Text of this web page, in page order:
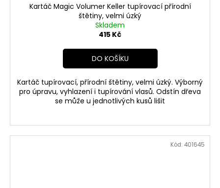
Kartáč Magic Volumer Keller tupírovací přírodní
štětiny, velmi úzký
Skladem
415 Kč
DO KOŠÍKU
Kartáč tupírovací, přírodní štětiny, velmi úzký. Výborný
pro úpravu, vyhlazení i tupírování vlasů. Odstín dřeva
se může u jednotlivých kusů lišit
Kód: 401645